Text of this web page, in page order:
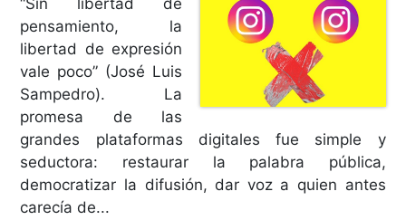
“Sin libertad de
pensamiento, la
libertad de expresión
vale poco” (José Luis
Sampedro). La
promesa de las
grandes plataformas digitales fue simple y
seductora: restaurar la palabra pública,
democratizar la difusión, dar voz a quien antes
carecía de...